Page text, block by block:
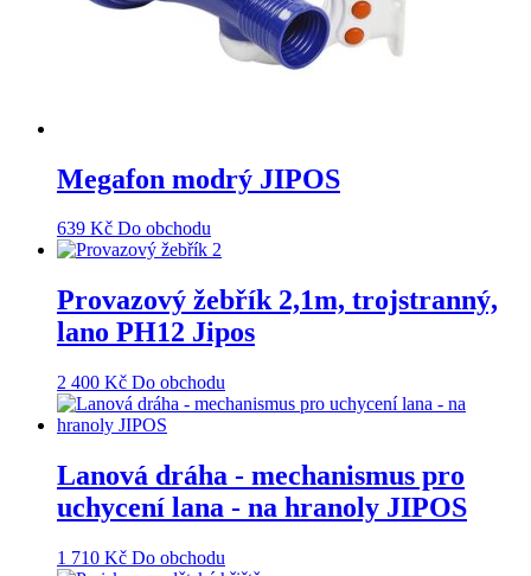
Megafon modrý JIPOS
639 Kč Do obchodu
Provazový žebřík 2,1m, trojstranný,
lano PH12 Jipos
2 400 Kč Do obchodu
Lanová dráha - mechanismus pro
uchycení lana - na hranoly JIPOS
1 710 Kč Do obchodu